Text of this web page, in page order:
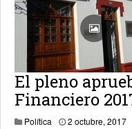
El pleno
Financiero
Política 2 octubre, 2017